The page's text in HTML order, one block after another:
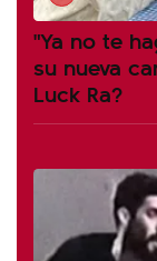
"Ya no te
su nueva
Luck Ra?